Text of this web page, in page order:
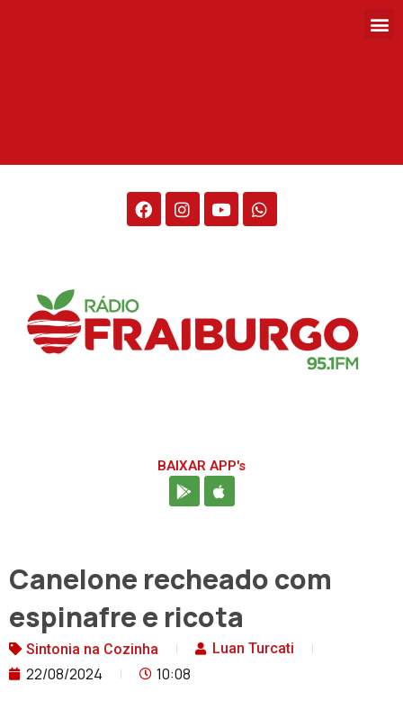
BAIXAR APP's
Canelone recheado com
espinafre e ricota
Sintonia na Cozinha Luan Turcati
22/08/2024 10:08